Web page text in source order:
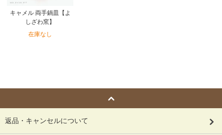
キャメル 両手鍋皿【よ
しざわ窯】
在庫なし
返品・キャンセルについて